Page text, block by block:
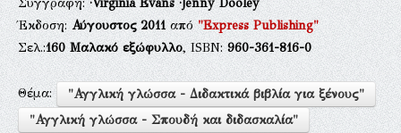
Έκδοση:Αύγουστος 2011από"Express Publishing"
Σελ.:160 Μαλακό εξώφυλλο, ISBN:960-361-816-0
Θέμα:
"Αγγλική γλώσσα - Διδακτικά βιβλία για ξένους"
"Αγγλική γλώσσα - Σπουδή και διδασκαλία"